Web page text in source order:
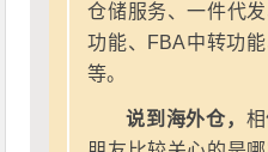
仓储服务、一件代
功能、FBA中转功
等。
说到海外仓，